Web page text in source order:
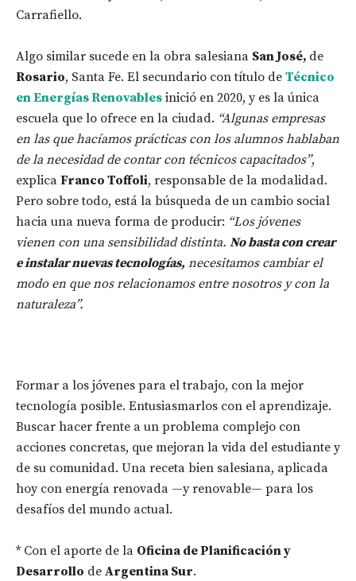
Carrafiello.
Algo similar sucede en la obra salesiana San José, de
Rosario, Santa Fe. El secundario con título de Técnico
en Energías Renovables inició en 2020, y es la única
escuela que lo ofrece en la ciudad. “Algunas empresas
en las que hacíamos prácticas con los alumnos hablaban
de la necesidad de contar con técnicos capacitados”,
explica Franco Toffoli, responsable de la modalidad.
Pero sobre todo, está la búsqueda de un cambio social
hacia una nueva forma de producir: “Los jóvenes
vienen con una sensibilidad distinta. No basta con crear
e instalar nuevas tecnologías, necesitamos cambiar el
modo en que nos relacionamos entre nosotros y con la
naturaleza”.
Formar a los jóvenes para el trabajo, con la mejor
tecnología posible. Entusiasmarlos con el aprendizaje.
Buscar hacer frente a un problema complejo con
acciones concretas, que mejoran la vida del estudiante y
de su comunidad. Una receta bien salesiana, aplicada
hoy con energía renovada —y renovable— para los
desafíos del mundo actual.
* Con el aporte de la Oficina de Planificación y
Desarrollo de Argentina Sur.